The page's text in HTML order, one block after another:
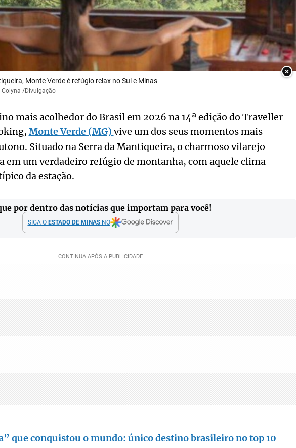
×
Monte Verde é refúgio relax no Sul e Minas
/Divulgação
mais acolhedor do Brasil em 2026 na 14ª edição do Traveller
Monte Verde (MG) vive um dos seus momentos mais
Situado na Serra da Mantiqueira, o charmoso vilarejo
em um verdadeiro refúgio de montanha, com aquele clima
da estação.
por dentro das notícias que importam para você!
SIGA O ESTADO DE MINASNO
que conquistou o mundo: único destino brasileiro no top 10